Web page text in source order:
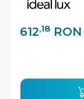
612,18 RON